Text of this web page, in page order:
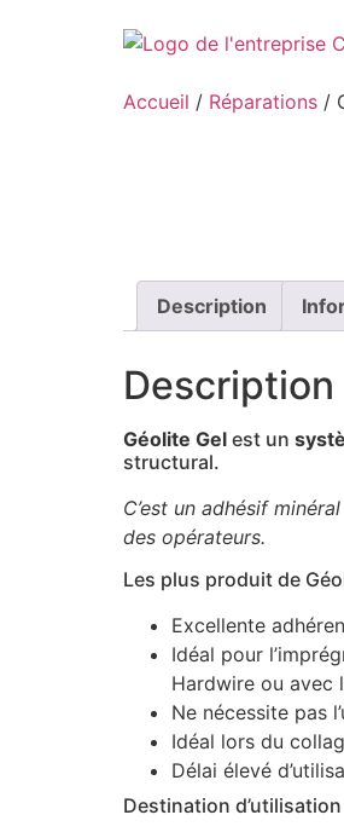
Accueil / Réparations /
Description
Description
Géolite Gel est un
structural.
C’est un adhésif
des opérateurs.
Les plus produit de
Excellente
Idéal pour
Hardwire ou avec
Ne nécessite pas
Idéal lors du
Délai élevé
Destination